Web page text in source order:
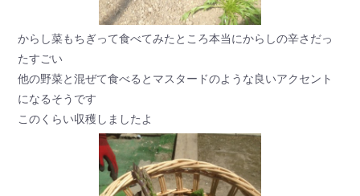
からし菜もちぎって食べてみたところ本当にからしの辛さだっ
たすごい
他の野菜と混ぜて食べるとマスタードのような良いアクセント
になるそうです
このくらい収穫しましたよ